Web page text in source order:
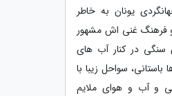
یونان به خاطر
فرهنگ غنی اش مشهور
در کنار آب های
سواحل زیبا با
و آب و هوای ملایم